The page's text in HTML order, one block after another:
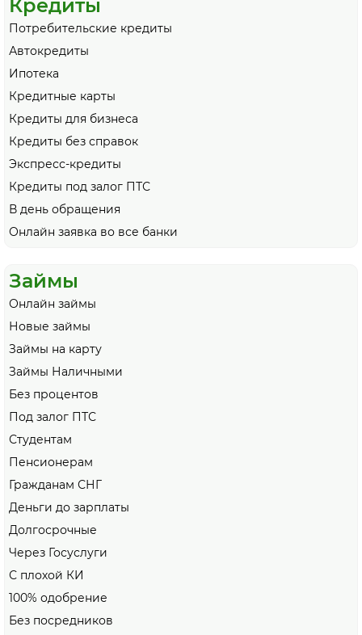
Кредиты
Потребительские кредиты
Автокредиты
Ипотека
Кредитные карты
Кредиты для бизнеса
Кредиты без справок
Экспресс-кредиты
Кредиты под залог ПТС
В день обращения
Онлайн заявка во все банки
Займы
Онлайн займы
Новые займы
Займы на карту
Займы Наличными
Без процентов
Под залог ПТС
Студентам
Пенсионерам
Гражданам СНГ
Деньги до зарплаты
Долгосрочные
Через Госуслуги
С плохой КИ
100% одобрение
Без посредников